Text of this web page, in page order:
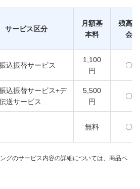
サービス区分
月額基
本料
残高照
会
込振替サービス
1,100
円
〇
込振替サービス+デ
送サービス
5,500
円
〇
無料 〇
グのサービス内容の詳細については、商品ペ